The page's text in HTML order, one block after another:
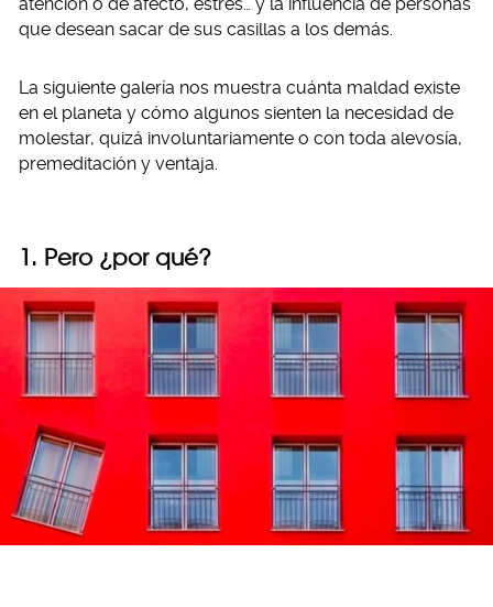
que desean sacar de sus casillas a los demás.
La siguiente galería nos muestra cuánta maldad existe
en el planeta y cómo algunos sienten la necesidad de
molestar, quizá involuntariamente o con toda alevosía,
premeditación y ventaja.
1. Pero ¿por qué?